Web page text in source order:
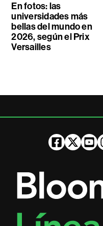
En fotos: las
universidades más
bellas del mundo en
2026, según el Prix
Versailles